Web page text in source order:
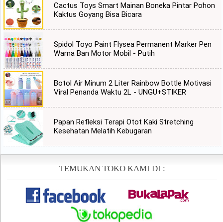
Cactus Toys Smart Mainan Boneka Pintar Pohon
Kaktus Goyang Bisa Bicara
Spidol Toyo Paint Flysea Permanent Marker Pen
Warna Ban Motor Mobil - Putih
Botol Air Minum 2 Liter Rainbow Bottle Motivasi
Viral Penanda Waktu 2L - UNGU+STIKER
Papan Refleksi Terapi Otot Kaki Stretching
Kesehatan Melatih Kebugaran
TEMUKAN TOKO KAMI DI :